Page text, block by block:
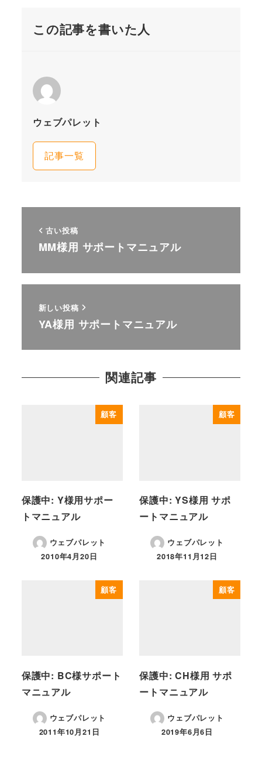
この記事を書いた人
ウェブパレット
記事一覧
古い投稿
MM様用 サポートマニュアル
新しい投稿
YA様用 サポートマニュアル
関連記事
顧客
保護中: Y様用サポー
トマニュアル
ウェブパレット
2010年4月20日
顧客
保護中: YS様用 サポ
ートマニュアル
ウェブパレット
2018年11月12日
顧客
保護中: BC様サポート
マニュアル
ウェブパレット
2011年10月21日
顧客
保護中: CH様用 サポ
ートマニュアル
ウェブパレット
2019年6月6日